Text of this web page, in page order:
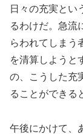
日々の充実とい
るわけだ。急流
らわれてしまう
を清算しようと
の、こうした充
ることができる
午後にかけて、